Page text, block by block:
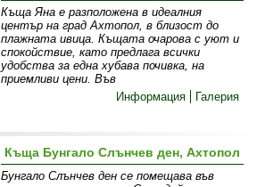
Къща Яна е разположена в идеалния
център на град Ахтопол, в близост до
плажната ивица. Къщата очарова с уют и
спокойствие, като предлага всички
удобства за една хубава почивка, на
приемливи цени. Във
Информация
Галерия
Къща Бунгало Слънчев ден, Ахтопол
Бунгало Слънчев ден се помещава във